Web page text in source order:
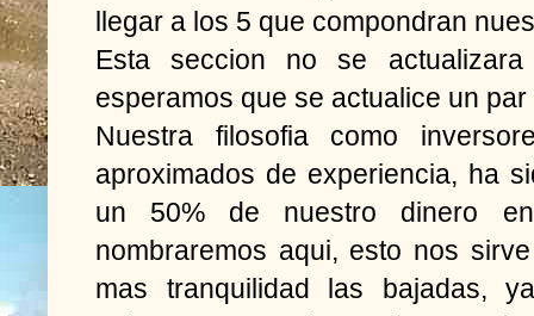
llegar a los 5 que compondran
Esta seccion no se actualizara
esperamos que se actualice un
Nuestra filosofia como
aproximados de experiencia, ha
un 50% de nuestro dinero
nombraremos aqui, esto nos
mas tranquilidad las bajadas,